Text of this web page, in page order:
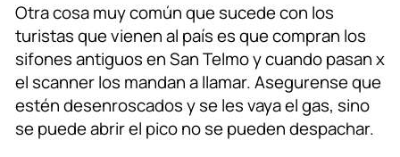
Otra cosa muy común que sucede con los
turistas que vienen al país es que compran los
sifones antiguos en San Telmo y cuando pasan x
el scanner los mandan a llamar. Asegurense que
estén desenroscados y se les vaya el gas, sino
se puede abrir el pico no se pueden despachar.